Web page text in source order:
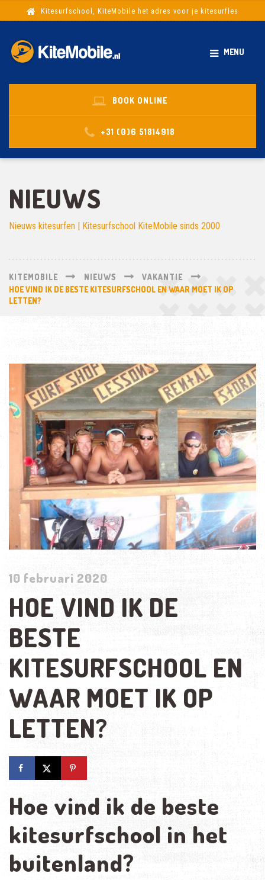
Kitesurfschool, KiteMobile het adres voor je kitesurfles
MENU
BOOK ONLINE
+31 (0)6 51814918
NIEUWS
Nieuws kitesurfen | Kitesurfschool KiteMobile sinds 2000
KITEMOBILE NIEUWS
VAKANTIE
HOE VIND IK DE BESTE KITESURFSCHOOL EN WAAR MOET IK OP
LETTEN?
10 februari 2020
HOE VIND IK DE
BESTE
KITESURFSCHOOL EN
WAAR MOET IK OP
LETTEN?
Hoe vind ik de beste
kitesurfschool in het
buitenland?